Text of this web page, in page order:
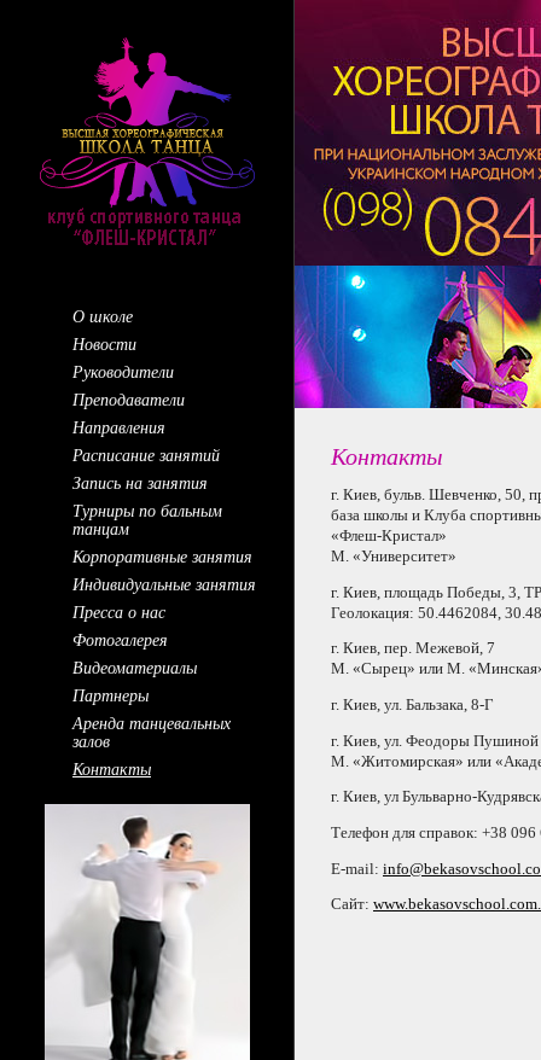
О школе
Новости
Руководители
Преподаватели
Направления
Расписание занятий
Запись на занятия
Турниры по бальным
танцам
Корпоративные занятия
Индивидуальные занятия
Пресса о нас
Фотогалерея
Видеоматериалы
Партнеры
Аренда танцевальных
залов
Контакты
Контакты
г. Киев, бульв. Шевченко, 50,
база школы и Клуба
«Флеш-Кристал»
М. «Университет»
г. Киев, площадь Победы, 3,
Геолокация: 50.4462084,
г. Киев, пер. Межевой, 7
М. «Сырец» или М.
г. Киев, ул. Бальзака, 8-Г
г. Киев, ул. Феодоры Пушиной
М. «Житомирская» или
г. Киев, ул Бульварно-
Телефон для справок: +38 096
E-mail:
Сайт: